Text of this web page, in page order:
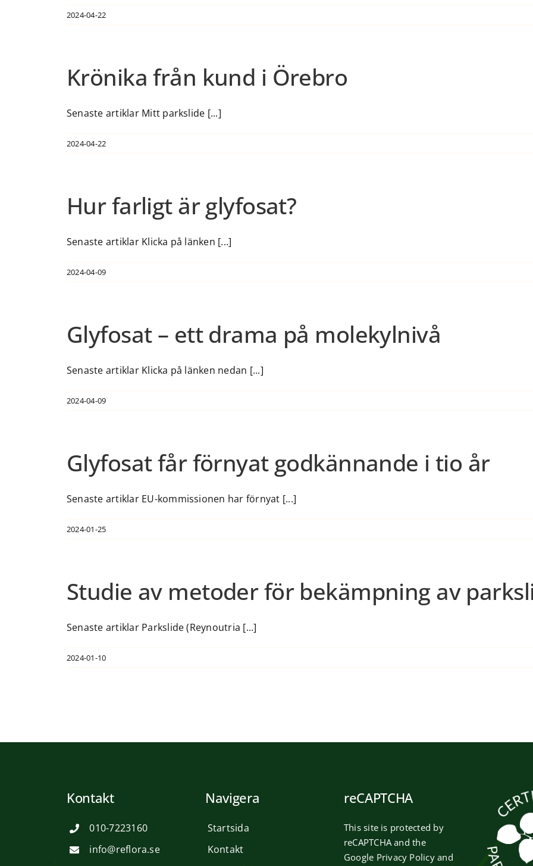
2024-04-22
Krönika från kund i Örebro
Senaste artiklar Mitt parkslide [...]
2024-04-22
Hur farligt är glyfosat?
Senaste artiklar Klicka på länken [...]
2024-04-09
Glyfosat – ett drama på molekylnivå
Senaste artiklar Klicka på länken nedan [...]
2024-04-09
Glyfosat får förnyat godkännande i tio år
Senaste artiklar EU-kommissionen har förnyat [...]
2024-01-25
Studie av metoder för bekämpning av
Senaste artiklar Parkslide (Reynoutria [...]
2024-01-10
Kontakt
010-7223160
info@reflora.se
Navigera
Startsida
Kontakt
reCAPTCHA
This site is protected by
reCAPTCHA and the
Google Privacy Policyand